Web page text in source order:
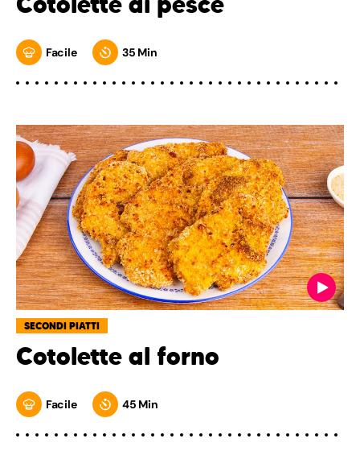
Facile 35 Min
SECONDI PIATTI
Cotolette al forno
Facile 45 Min